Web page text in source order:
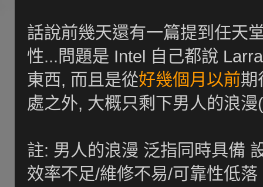
話說前幾天還有一篇提到任天
性...問題是 Intel 自己都說
東西, 而且是從好幾個月以前期
處之外, 大概只剩下男人的浪漫
註: 男人的浪漫 泛指同時具備
效率不足/維修不易/可靠性低